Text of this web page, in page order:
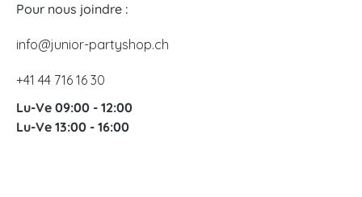
Pour nous joindre :
info@junior-partyshop.ch
+41 44 716 16 30
Lu-Ve 09:00 - 12:00
Lu-Ve 13:00 - 16:00